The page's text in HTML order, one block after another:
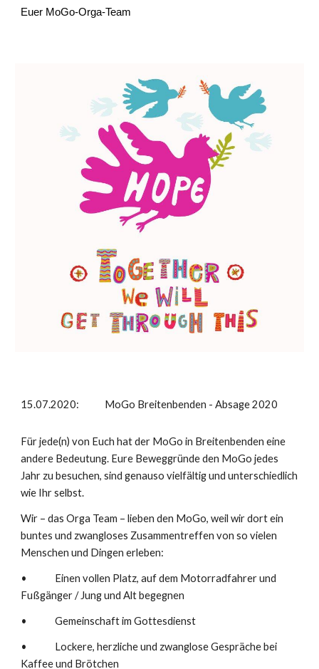
Euer MoGo-Orga-Team
15.07.2020: MoGo Breitenbenden - Absage 2020
Für jede(n) von Euch hat der MoGo in Breitenbenden eine
andere Bedeutung. Eure Beweggründe den MoGo jedes
Jahr zu besuchen, sind genauso vielfältig und unterschiedlich
wie Ihr selbst.
Wir – das Orga Team – lieben den MoGo, weil wir dort ein
buntes und zwangloses Zusammentreffen von so vielen
Menschen und Dingen erleben:
• Einen vollen Platz, auf dem Motorradfahrer und
Fußgänger / Jung und Alt begegnen
• Gemeinschaft im Gottesdienst
• Lockere, herzliche und zwanglose Gespräche bei
Kaffee und Brötchen